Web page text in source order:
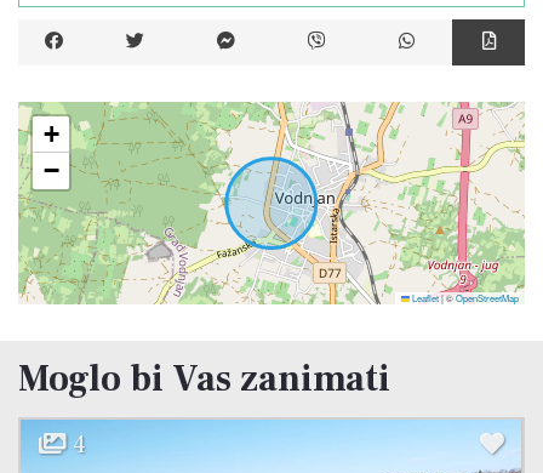
+
−
Leaflet|©OpenStreetMap
Moglo bi Vas zanimati